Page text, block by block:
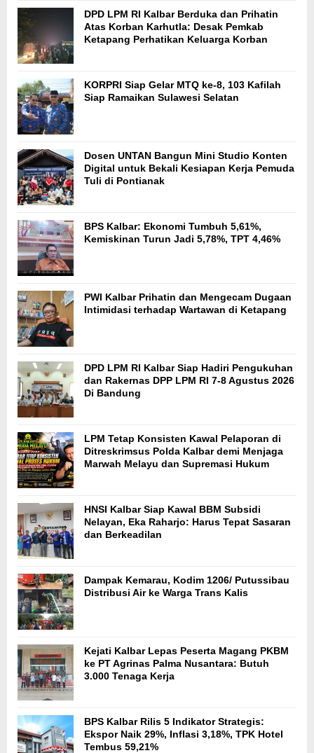
DPD LPM RI Kalbar Berduka dan Prihatin
Atas Korban Karhutla: Desak Pemkab
Ketapang Perhatikan Keluarga Korban
KORPRI Siap Gelar MTQ ke-8, 103 Kafilah
Siap Ramaikan Sulawesi Selatan
Dosen UNTAN Bangun Mini Studio Konten
Digital untuk Bekali Kesiapan Kerja Pemuda
Tuli di Pontianak
BPS Kalbar: Ekonomi Tumbuh 5,61%,
Kemiskinan Turun Jadi 5,78%, TPT 4,46%
PWI Kalbar Prihatin dan Mengecam Dugaan
Intimidasi terhadap Wartawan di Ketapang
DPD LPM RI Kalbar Siap Hadiri Pengukuhan
dan Rakernas DPP LPM RI 7-8 Agustus 2026
Di Bandung
LPM Tetap Konsisten Kawal Pelaporan di
Ditreskrimsus Polda Kalbar demi Menjaga
Marwah Melayu dan Supremasi Hukum
HNSI Kalbar Siap Kawal BBM Subsidi
Nelayan, Eka Raharjo: Harus Tepat Sasaran
dan Berkeadilan
Dampak Kemarau, Kodim 1206/ Putussibau
Distribusi Air ke Warga Trans Kalis
Kejati Kalbar Lepas Peserta Magang PKBM
ke PT Agrinas Palma Nusantara: Butuh
3.000 Tenaga Kerja
BPS Kalbar Rilis 5 Indikator Strategis:
Ekspor Naik 29%, Inflasi 3,18%, TPK Hotel
Tembus 59,21%